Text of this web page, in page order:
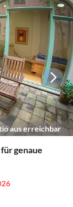
aus erreichbar
genaue